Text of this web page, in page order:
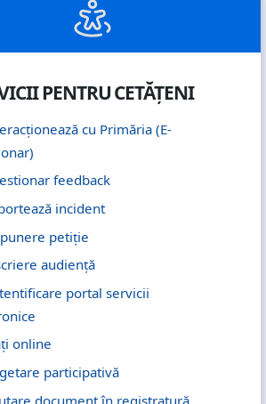
PENTRU CETĂȚENI
cu Primăria (E-
feedback
incident
petiție
audiență
portal servicii
online
participativă
document în registratură